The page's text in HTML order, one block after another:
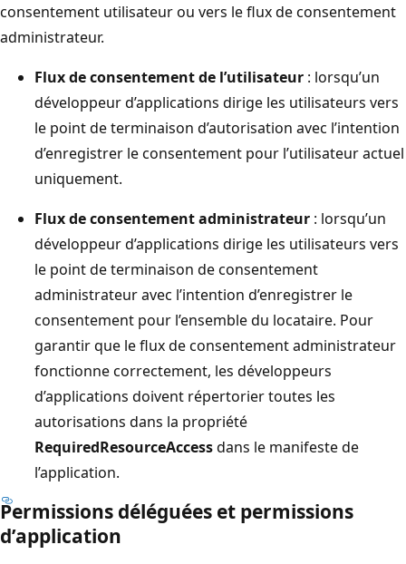
consentement utilisateur ou vers le flux de consentement
administrateur.
Flux de consentement de l’utilisateur : lorsqu’un
développeur d’applications dirige les utilisateurs vers
le point de terminaison d’autorisation avec l’intention
d’enregistrer le consentement pour l’utilisateur actuel
uniquement.
Flux de consentement administrateur : lorsqu’un
développeur d’applications dirige les utilisateurs vers
le point de terminaison de consentement
administrateur avec l’intention d’enregistrer le
consentement pour l’ensemble du locataire. Pour
garantir que le flux de consentement administrateur
fonctionne correctement, les développeurs
d’applications doivent répertorier toutes les
autorisations dans la propriété
RequiredResourceAccessdans le manifeste de
l’application.
Permissions déléguées et permissions
d’application